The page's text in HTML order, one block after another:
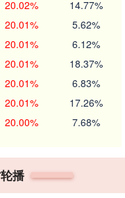
20.02% 14.77%
20.01% 5.62%
20.01% 6.12%
20.01% 18.37%
20.01% 6.83%
20.01% 17.26%
20.00% 7.68%
播